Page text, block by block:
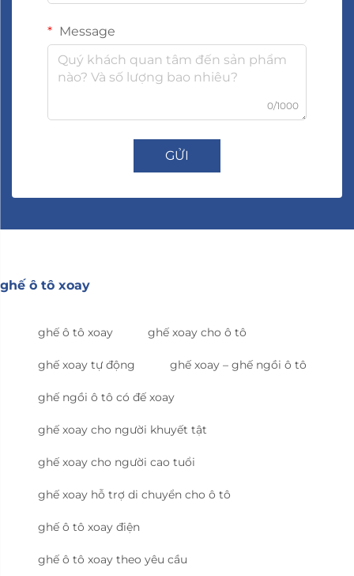
Message
0/1000
GỬI
ghế ô tô xoay
ghế ô tô xoay ghế xoay cho ô tô
ghế xoay tự động ghế xoay – ghế ngồi ô tô
ghế ngồi ô tô có đế xoay
ghế xoay cho người khuyết tật
ghế xoay cho người cao tuổi
ghế xoay hỗ trợ di chuyển cho ô tô
ghế ô tô xoay điện
ghế ô tô xoay theo yêu cầu